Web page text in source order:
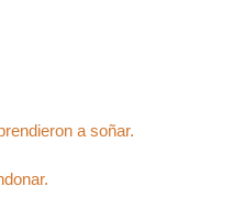
a soñar.